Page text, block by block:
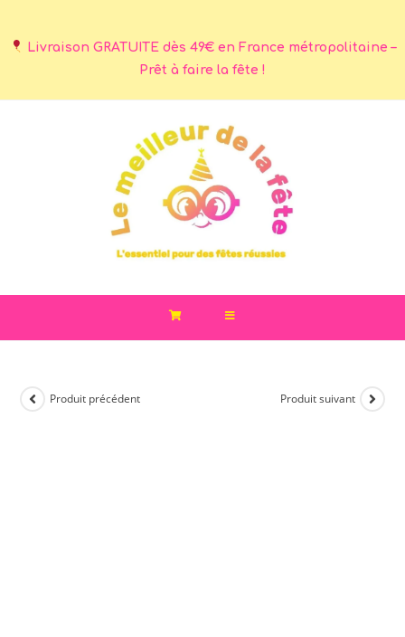
Livraison GRATUITE dès 49€ en France métropolitaine –
Prêt à faire la fête !
Produit précédent Produit suivant